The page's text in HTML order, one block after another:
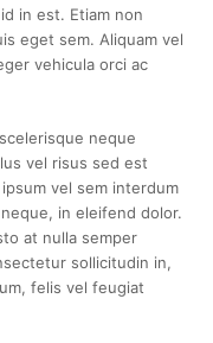
in est. Etiam non
eget sem. Aliquam vel
vehicula orci ac
neque
vel risus sed est
vel sem interdum
in eleifend dolor.
at nulla semper
sollicitudin in,
felis vel feugiat